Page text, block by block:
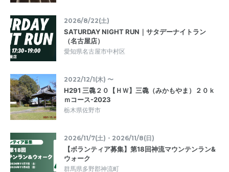
2026/8/22(土)
SATURDAY NIGHT RUN｜サタデーナイトラン
（名古屋店）
愛知県名古屋市中村区
2022/12/1(木) 〜
H291 三毳２０【ＨＷ】三毳（みかもやま）２０ｋ
ｍコース-2023
栃木県佐野市
2026/11/7(土)・2026/11/8(日)
【ボランティア募集】第18回神流マウンテンラン&
ウォーク
群馬県多野郡神流町